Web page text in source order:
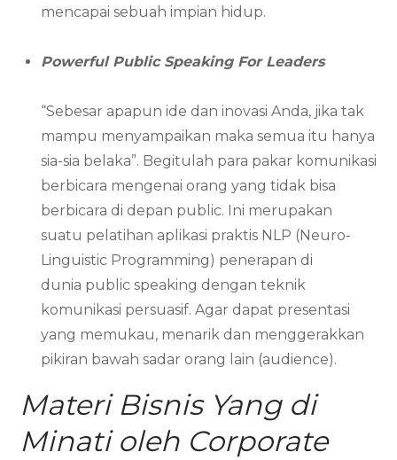
mencapai sebuah impian hidup.
Powerful Public Speaking For Leaders
“Sebesar apapun ide dan inovasi Anda, jika tak
mampu menyampaikan maka semua itu hanya
sia-sia belaka”. Begitulah para pakar komunikasi
berbicara mengenai orang yang tidak bisa
berbicara di depan public. Ini merupakan
suatu pelatihan aplikasi praktis NLP (Neuro-
Linguistic Programming) penerapan di
dunia public speaking dengan teknik
komunikasi persuasif. Agar dapat presentasi
yang memukau, menarik dan menggerakkan
pikiran bawah sadar orang lain (audience).
Materi Bisnis Yang di
Minati oleh Corporate